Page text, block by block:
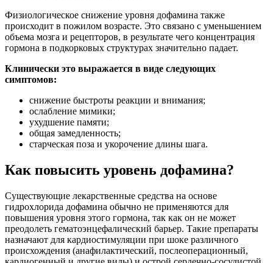
Физиологическое снижение уровня дофамина также
происходит в пожилом возрасте. Это связано с уменьшением
объема мозга и рецепторов, в результате чего концентрация
гормона в подкорковых структурах значительно падает.
Клинически это выражается в виде следующих
симптомов:
снижение быстроты реакции и внимания;
ослабление мимики;
ухудшение памяти;
общая замедленность;
старческая поза и укорочение длины шага.
Как повысить уровень дофамина?
Существующие лекарственные средства на основе
гидрохлорида дофамина обычно не применяются для
повышения уровня этого гормона, так как он не может
преодолеть гематоэнцефалический барьер. Такие препараты
назначают для кардиостимуляции при шоке различного
происхождения (анафилактический, послеоперационный,